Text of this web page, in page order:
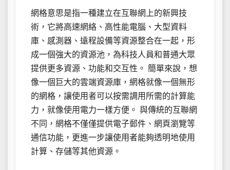
網格意思是指一種建立在互聯網上的新興技
術，它將高速網絡、高性能電腦、大型資料
庫、感測器、遠程設備等資源整合在一起，形
成一個強大的資源池，為科技人員和普通大眾
提供更多資源、功能和交互性。 簡單來說，想
像一個巨大的雲端資源庫，網格就像一個無形
的網格，讓使用者可以按需調用所需的計算能
力，就像使用電力一樣方便。 與傳統的互聯網
不同，網格不僅僅提供電子郵件、網頁瀏覽等
通信功能，更進一步讓使用者能夠透明地使用
計算、存儲等其他資源。